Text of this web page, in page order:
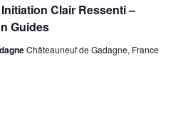
Clair Ressenti –
Guides
Châteauneuf de Gadagne, France